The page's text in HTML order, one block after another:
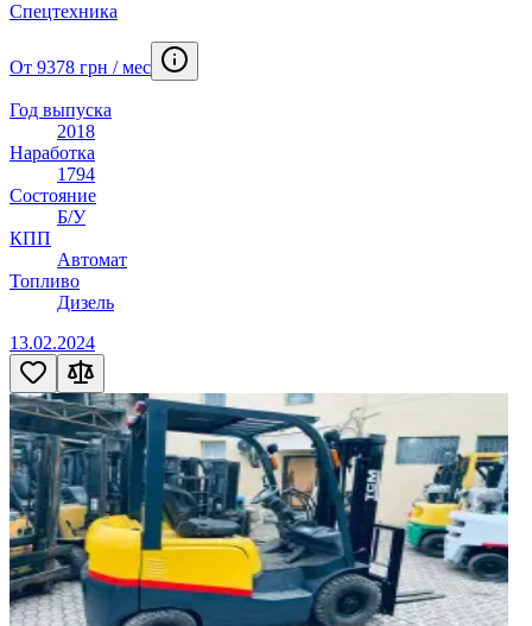
Спецтехника
От 9378 грн / мес
Год выпуска
2018
Наработка
1794
Состояние
Б/У
КПП
Автомат
Топливо
Дизель
13.02.2024